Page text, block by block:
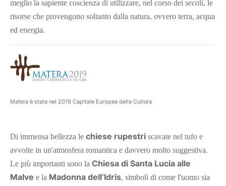
meglio la sapiente coscienza di utilizzare, nel corso dei secoli, le
risorse che provengono soltanto dalla natura, ovvero terra, acqua
ed energia.
Matera è stata nel 2019 Capitale Europea della Cultura
Di immensa bellezza le chiese rupestri scavate nel tufo e
avvolte in un'atmosfera romantica e davvero molto suggestiva.
Le più importanti sono la Chiesa di Santa Lucia alle
Malve e la Madonna dell’Idris, simboli di come l'uomo sia